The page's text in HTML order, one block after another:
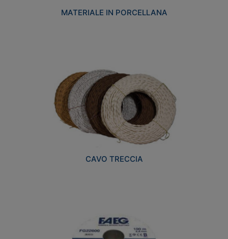
MATERIALE IN PORCELLANA
CAVO TRECCIA